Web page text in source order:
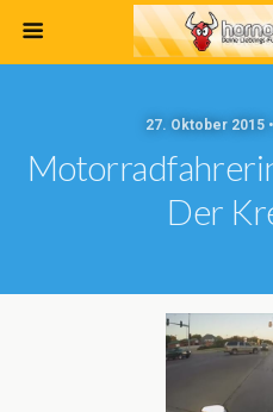
27. Oktober 2015
Der